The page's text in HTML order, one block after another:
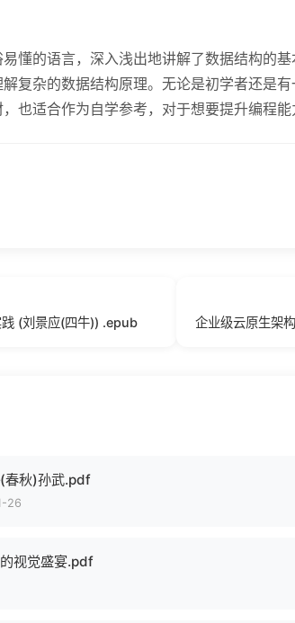
懂的语言，深入浅出地讲解了数据结构的
复杂的数据结构原理。无论是初学者还是
也适合作为自学参考，对于想要提升编程能
(刘景应(四牛)) .epub 企业级云原生架
秋)孙武.pdf
26
视觉盛宴.pdf